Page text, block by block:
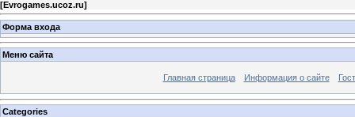
[Evrogames.ucoz.ru]
Форма входа
Меню сайта
Главная страница Информация о сайте
Categories